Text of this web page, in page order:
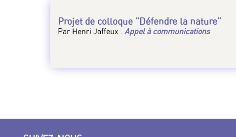
Projet de colloque "Défendre la nature"
Par Henri Jaffeux . Appel à communications